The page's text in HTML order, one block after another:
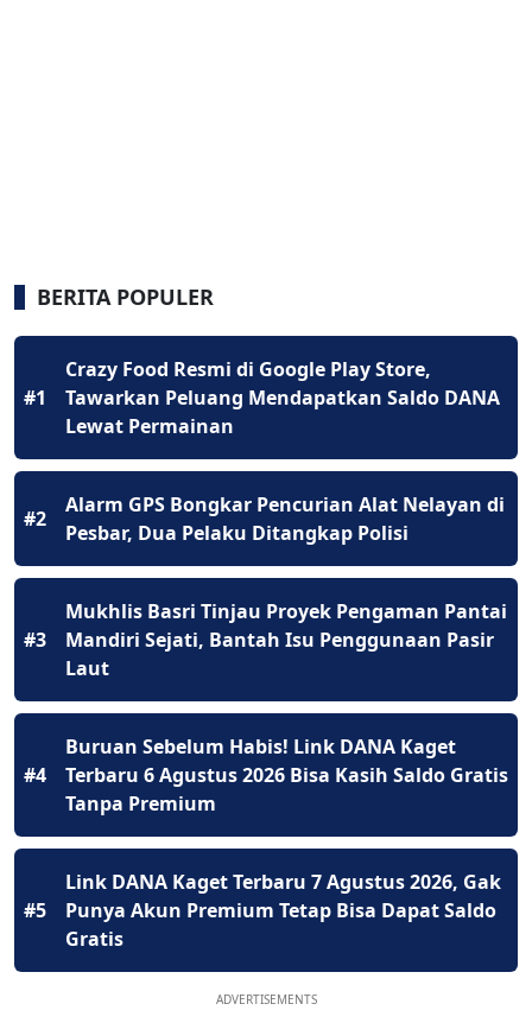
BERITA POPULER
#1
Crazy Food Resmi di Google Play Store,
Tawarkan Peluang Mendapatkan Saldo DANA
Lewat Permainan
#2
Alarm GPS Bongkar Pencurian Alat Nelayan di
Pesbar, Dua Pelaku Ditangkap Polisi
#3
Mukhlis Basri Tinjau Proyek Pengaman Pantai
Mandiri Sejati, Bantah Isu Penggunaan Pasir
Laut
#4
Buruan Sebelum Habis! Link DANA Kaget
Terbaru 6 Agustus 2026 Bisa Kasih Saldo Gratis
Tanpa Premium
#5
Link DANA Kaget Terbaru 7 Agustus 2026, Gak
Punya Akun Premium Tetap Bisa Dapat Saldo
Gratis
ADVERTISEMENTS